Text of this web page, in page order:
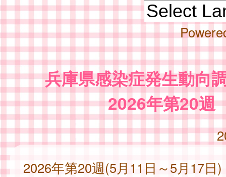
兵庫県感染症発生動向
2026年第20週
2026年第20週(5月11日～5月17日)